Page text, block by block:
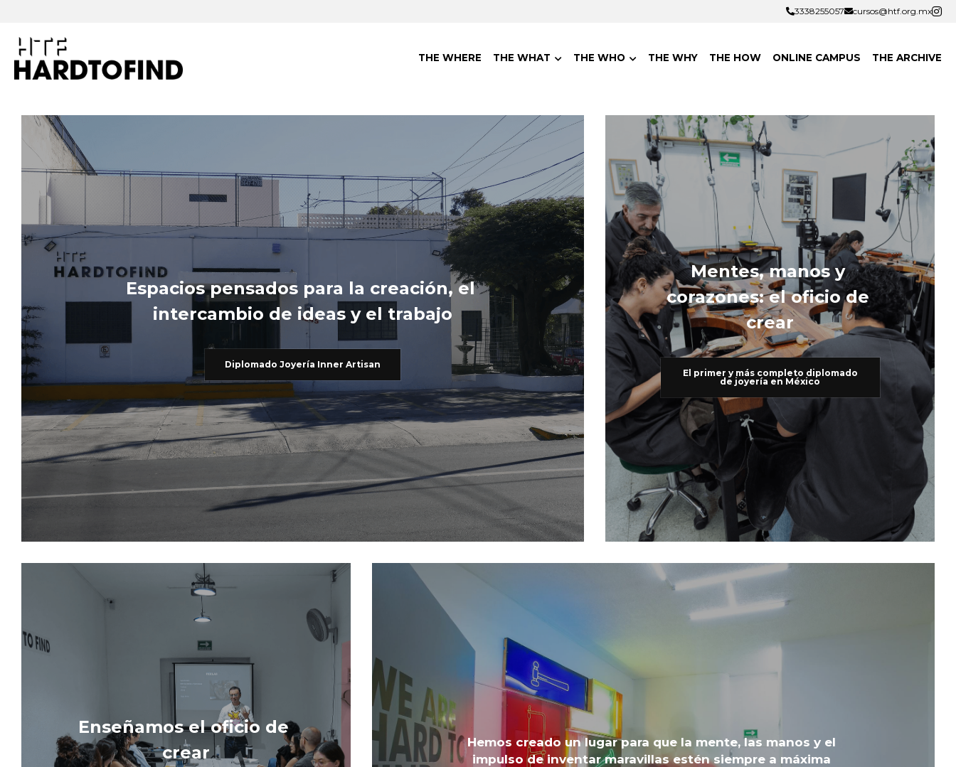
3338255057 cursos@htf.org.mx
3338255057 cursos@htf.org.mx
THE WHERE THE WHAT THE WHO THE WHY THE HOW ONLINE CAMPUS THE ARCHIVE
Espacios pensados para la creación, el
intercambio de ideas y el trabajo
Diplomado Joyería Inner Artisan
Mentes, manos y
corazones: el oficio de
crear
El primer y más completo diplomado
de joyería en México
Enseñamos el oficio de
crear
Hemos creado un lugar para que la mente, las manos y el
impulso de inventar maravillas estén siempre a máxima